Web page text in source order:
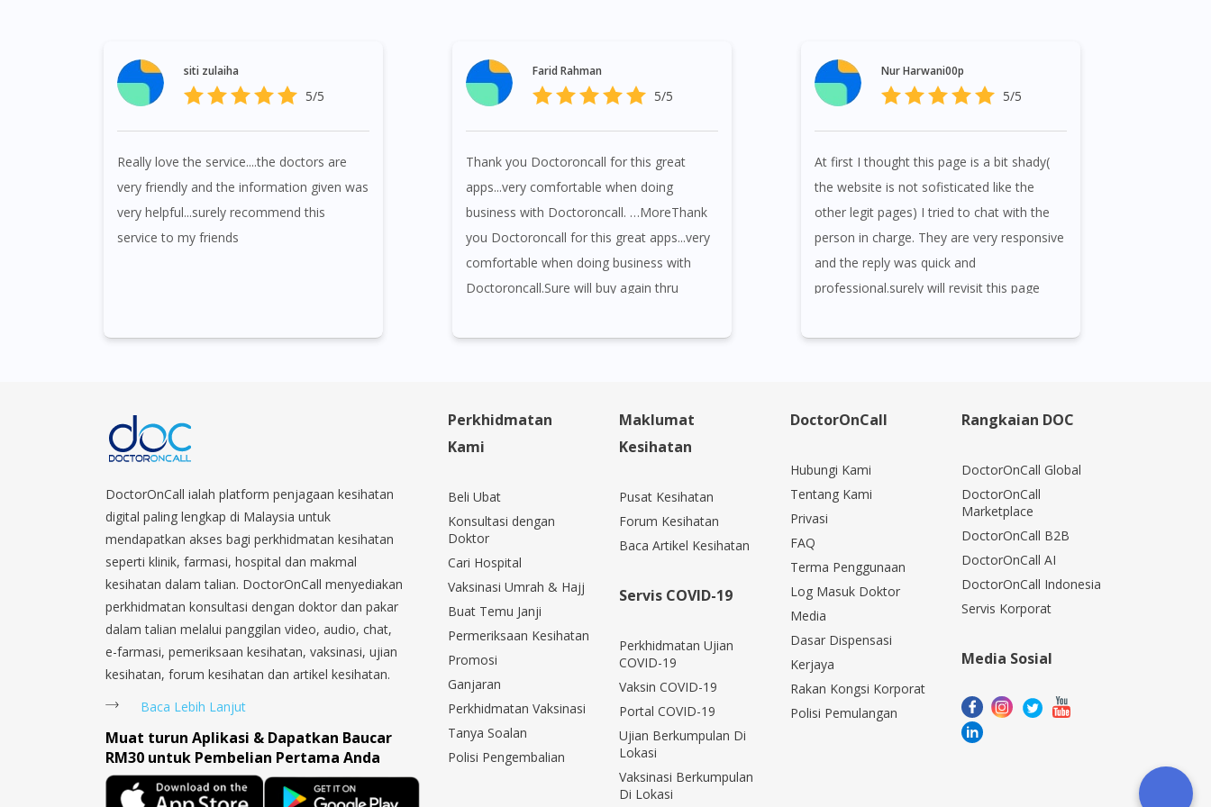
siti zulaiha
5/5
Really love the service....the doctors are
very friendly and the information given was
very helpful...surely recommend this
service to my friends
Farid Rahman
5/5
Thank you Doctoroncall for this great
apps...very comfortable when doing
business with Doctoroncall. …MoreThank
you Doctoroncall for this great apps...very
comfortable when doing business with
Doctoroncall.Sure will buy again thru
Nur Harwani00p
5/5
At first I thought this page is a bit shady(
the website is not sofisticated like the
other legit pages) I tried to chat with the
person in charge. They are very responsive
and the reply was quick and
professional.surely will revisit this page
DoctorOnCall ialah platform penjagaan kesihatan
digital paling lengkap di Malaysia untuk
mendapatkan akses bagi perkhidmatan kesihatan
seperti klinik, farmasi, hospital dan makmal
kesihatan dalam talian. DoctorOnCall menyediakan
perkhidmatan konsultasi dengan doktor dan pakar
dalam talian melalui panggilan video, audio, chat,
e-farmasi, pemeriksaan kesihatan, vaksinasi, ujian
kesihatan, forum kesihatan dan artikel kesihatan.
Baca Lebih Lanjut
Muat turun Aplikasi & Dapatkan Baucar
RM30 untuk Pembelian Pertama Anda
Perkhidmatan
Kami
Beli Ubat
Konsultasi dengan
Doktor
Cari Hospital
Vaksinasi Umrah & Hajj
Buat Temu Janji
Permeriksaan Kesihatan
Promosi
Ganjaran
Perkhidmatan Vaksinasi
Tanya Soalan
Polisi Pengembalian
Maklumat
Kesihatan
Pusat Kesihatan
Forum Kesihatan
Baca Artikel Kesihatan
Servis COVID-19
Perkhidmatan Ujian
COVID-19
Vaksin COVID-19
Portal COVID-19
Ujian Berkumpulan Di
Lokasi
Vaksinasi Berkumpulan
Di Lokasi
DoctorOnCall
Hubungi Kami
Tentang Kami
Privasi
FAQ
Terma Penggunaan
Log Masuk Doktor
Media
Dasar Dispensasi
Kerjaya
Rakan Kongsi Korporat
Polisi Pemulangan
Rangkaian DOC
DoctorOnCall Global
DoctorOnCall
Marketplace
DoctorOnCall B2B
DoctorOnCall AI
DoctorOnCall Indonesia
Servis Korporat
Media Sosial